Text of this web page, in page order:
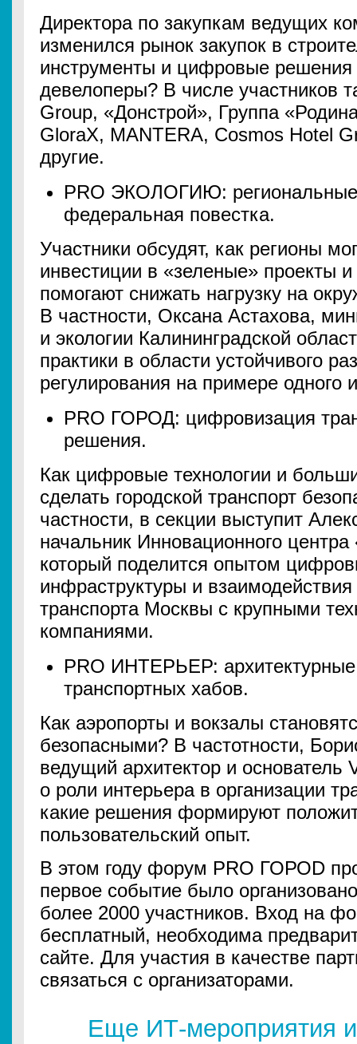
Директора по закупкам ведущих
изменился рынок закупок в
инструменты и цифровые
девелоперы? В числе участников
Group, «Донстрой», Группа
GloraX, MANTERA, Cosmos Hotel
другие.
PRO ЭКОЛОГИЮ: региональные
федеральная повестка.
Участники обсудят, как регионы
инвестиции в «зеленые» проекты и
помогают снижать нагрузку на
В частности, Оксана Астахова,
и экологии Калининградской
практики в области устойчивого
регулирования на примере одного
PRO ГОРОД: цифровизация
решения.
Как цифровые технологии и
сделать городской транспорт
частности, в секции выступит
начальник Инновационного
который поделится опытом
инфраструктуры и
транспорта Москвы с крупными
компаниями.
PRO ИНТЕРЬЕР:
транспортных хабов.
Как аэропорты и вокзалы
безопасными? В частотности,
ведущий архитектор и основатель
о роли интерьера в организации
какие решения формируют
пользовательский опыт.
В этом году форум PRO ГОРОD
первое событие было
более 2000 участников. Вход на
бесплатный, необходима
сайте. Для участия в качестве
связаться с организаторами.
Еще ИТ-мероприятия